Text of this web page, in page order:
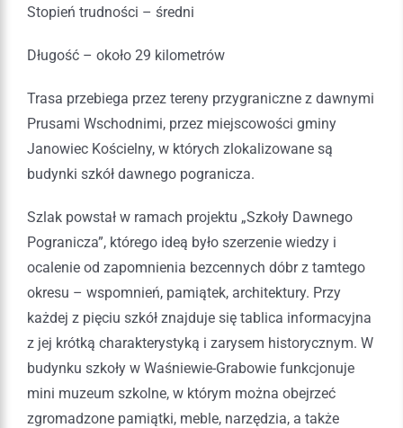
Stopień trudności – średni
Długość – około 29 kilometrów
Trasa przebiega przez tereny przygraniczne z dawnymi
Prusami Wschodnimi, przez miejscowości gminy
Janowiec Kościelny, w których zlokalizowane są
budynki szkół dawnego pogranicza.
Szlak powstał w ramach projektu „Szkoły Dawnego
Pogranicza”, którego ideą było szerzenie wiedzy i
ocalenie od zapomnienia bezcennych dóbr z tamtego
okresu – wspomnień, pamiątek, architektury. Przy
każdej z pięciu szkół znajduje się tablica informacyjna
z jej krótką charakterystyką i zarysem historycznym. W
budynku szkoły w Waśniewie-Grabowie funkcjonuje
mini muzeum szkolne, w którym można obejrzeć
zgromadzone pamiątki, meble, narzędzia, a także